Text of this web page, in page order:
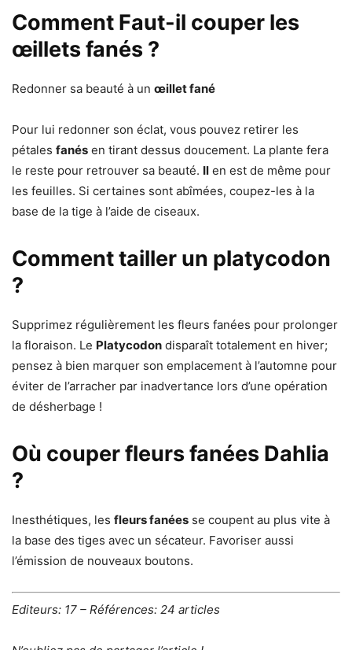
Comment Faut-il couper les
œillets fanés ?
Redonner sa beauté à un œillet fané
Pour lui redonner son éclat, vous pouvez retirer les
pétales fanés en tirant dessus doucement. La plante fera
le reste pour retrouver sa beauté. Il en est de même pour
les feuilles. Si certaines sont abîmées, coupez-les à la
base de la tige à l’aide de ciseaux.
Comment tailler un platycodon
?
Supprimez régulièrement les fleurs fanées pour prolonger
la floraison. Le Platycodon disparaît totalement en hiver;
pensez à bien marquer son emplacement à l’automne pour
éviter de l’arracher par inadvertance lors d’une opération
de désherbage !
Où couper fleurs fanées Dahlia
?
Inesthétiques, les fleurs fanées se coupent au plus vite à
la base des tiges avec un sécateur. Favoriser aussi
l’émission de nouveaux boutons.
Editeurs: 17 – Références: 24 articles